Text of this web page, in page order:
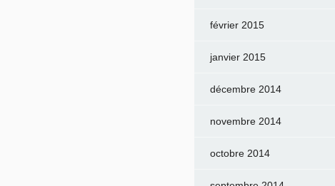
février 2015
janvier 2015
décembre 2014
novembre 2014
octobre 2014